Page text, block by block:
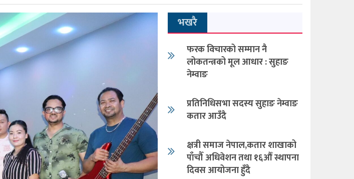
भखरै
फरक विचारको सम्मान नै
लोकतन्त्रको मूल आधार : सुहाङ
नेम्वाङ
प्रतिनिधिसभा सदस्य सुहाङ नेम्वाङ
कतार आउँदै
क्षत्री समाज नेपाल,कतार शाखाको
पाँचौँ अधिवेशन तथा १६औँ स्थापना
दिवस आयोजना हुँदै